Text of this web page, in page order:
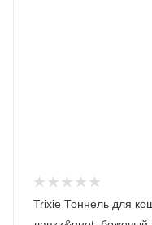
Trixie Тоннель для